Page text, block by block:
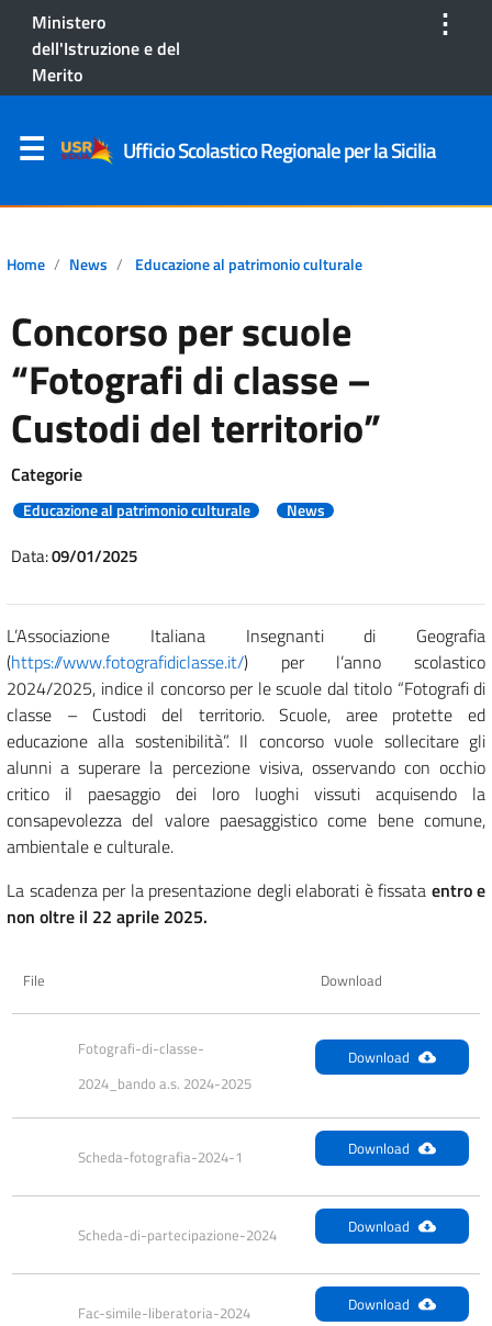
Ministero
dell'Istruzione e del
Merito
⋮
Ufficio Scolastico Regionale per la Sicilia
Home News Educazione al patrimonio culturale
Concorso per scuole
“Fotografi di classe –
Custodi del territorio”
Categorie
Educazione al patrimonio culturale News
Data:09/01/2025
L’Associazione Italiana Insegnanti di Geografia
(https://www.fotografidiclasse.it/) per l’anno scolastico
2024/2025, indice il concorso per le scuole dal titolo “Fotografi di
classe – Custodi del territorio. Scuole, aree protette ed
educazione alla sostenibilità”. Il concorso vuole sollecitare gli
alunni a superare la percezione visiva, osservando con occhio
critico il paesaggio dei loro luoghi vissuti acquisendo la
consapevolezza del valore paesaggistico come bene comune,
ambientale e culturale.
La scadenza per la presentazione degli elaborati è fissata entro e
non oltre il 22 aprile 2025.
File Download
Fotografi-di-classe-
2024_bando a.s. 2024-2025
Download
Scheda-fotografia-2024-1 Download
Scheda-di-partecipazione-2024 Download
Fac-simile-liberatoria-2024 Download